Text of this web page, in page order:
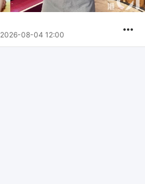
2026-08-04 12:00